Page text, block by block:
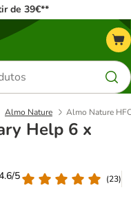
de 39€**
Almo Nature Almo Nature
Help 6 x
5
(23)